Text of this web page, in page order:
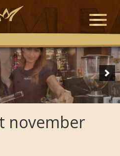
Toggle
november